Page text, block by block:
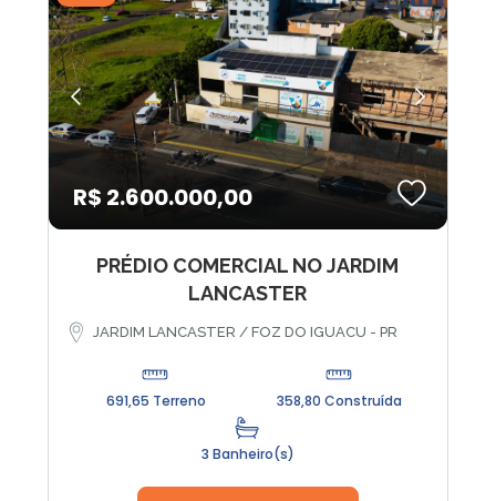
R$ 2.600.000,00
PRÉDIO COMERCIAL NO JARDIM
LANCASTER
JARDIM LANCASTER / FOZ DO IGUACU - PR
691,65 Terreno 358,80 Construída
3 Banheiro(s)